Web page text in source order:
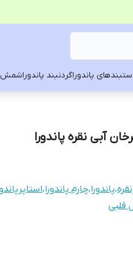
پاندوراگردنبند پاندوراشمش
آبی نقره پاندورا
،پاندورا،چارم پاندورا،
قلبی